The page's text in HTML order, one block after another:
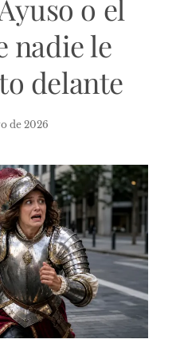
o el
nadie le
delante
de 2026